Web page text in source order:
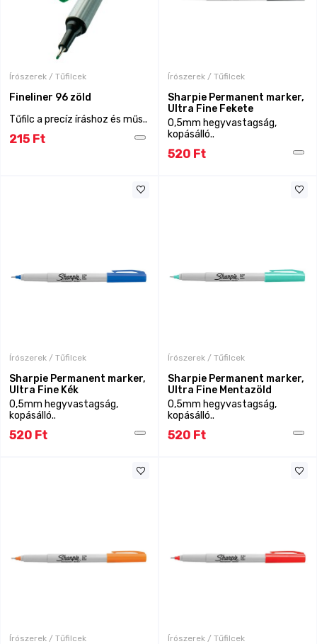
Írószerek / Tűfilcek
Fineliner 96 zöld
Tűfilc a precíz íráshoz és műs..
215 Ft
Írószerek / Tűfilcek
Sharpie Permanent marker,
Ultra Fine Fekete
0,5mm hegyvastagság,
kopásálló..
520 Ft
Írószerek / Tűfilcek
Sharpie Permanent marker,
Ultra Fine Kék
0,5mm hegyvastagság,
kopásálló..
520 Ft
Írószerek / Tűfilcek
Sharpie Permanent marker,
Ultra Fine Mentazöld
0,5mm hegyvastagság,
kopásálló..
520 Ft
Írószerek / Tűfilcek Írószerek / Tűfilcek